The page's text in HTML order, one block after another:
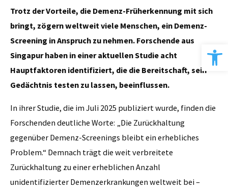
Trotz der Vorteile, die Demenz-Früherkennung mit sich
bringt, zögern weltweit viele Menschen, ein Demenz-
Screening in Anspruch zu nehmen. Forschende aus
Singapur haben in einer aktuellen Studie acht
Hauptfaktoren identifiziert, die die Bereitschaft, sein
Gedächtnis testen zu lassen, beeinflussen.
In ihrer Studie, die im Juli 2025 publiziert wurde, finden die
Forschenden deutliche Worte: „Die Zurückhaltung
gegenüber Demenz-Screenings bleibt ein erhebliches
Problem.“ Demnach trägt die weit verbreitete
Zurückhaltung zu einer erheblichen Anzahl
unidentifizierter Demenzerkrankungen weltweit bei –